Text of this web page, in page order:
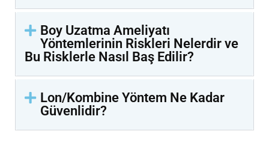
Boy Uzatma Ameliyatı
Yöntemlerinin Riskleri Nelerdir ve
Bu Risklerle Nasıl Baş Edilir?
Lon/Kombine Yöntem Ne Kadar
Güvenlidir?